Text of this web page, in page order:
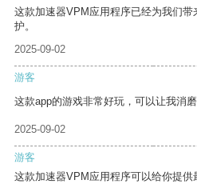
这款加速器VPM应用程序已经为我们
护。
2025-09-02
游客
这款app的游戏非常好玩，可以让我消磨
2025-09-02
游客
这款加速器VPM应用程序可以给你提